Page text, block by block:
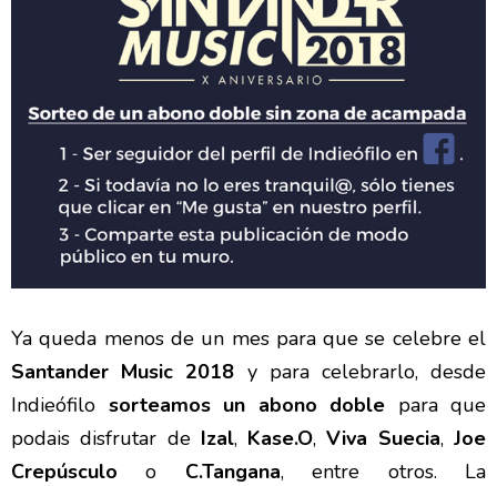
Ya queda menos de un mes para que se celebre el
Santander Music 2018 y para celebrarlo, desde
Indieófilo sorteamos un abono doble para que
podais disfrutar de Izal, Kase.O,Viva Suecia,Joe
Crepúsculo o C.Tangana, entre otros. La